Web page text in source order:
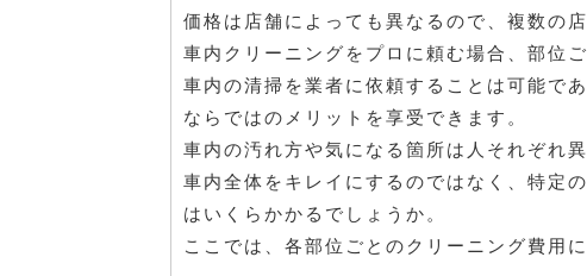
価格は店舗によっても異なるので、複数の
車内クリーニングをプロに頼む場合、部位
車内の清掃を業者に依頼することは可能で
ならではのメリットを享受できます。
車内の汚れ方や気になる箇所は人それぞれ異
車内全体をキレイにするのではなく、特定
はいくらかかるでしょうか。
ここでは、各部位ごとのクリーニング費用